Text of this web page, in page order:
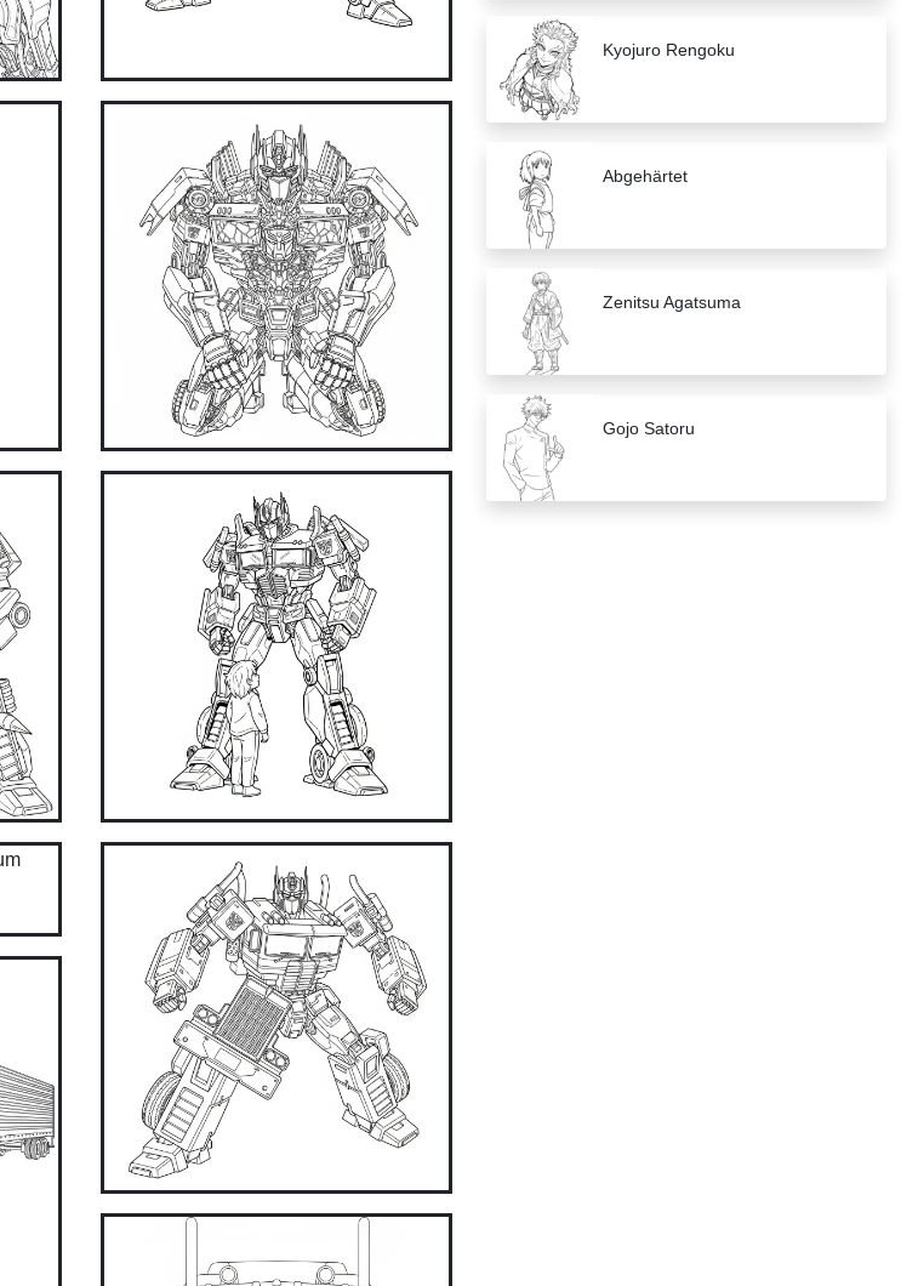
Kyojuro Rengoku
Abgehärtet
Zenitsu Agatsuma
Gojo Satoru